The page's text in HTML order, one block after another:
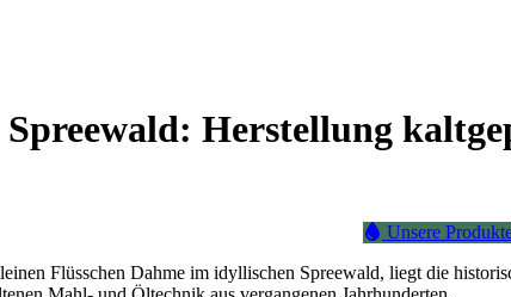
Herstellung
Unsere
Flüsschen Dahme im idyllischen Spreewald, liegt die